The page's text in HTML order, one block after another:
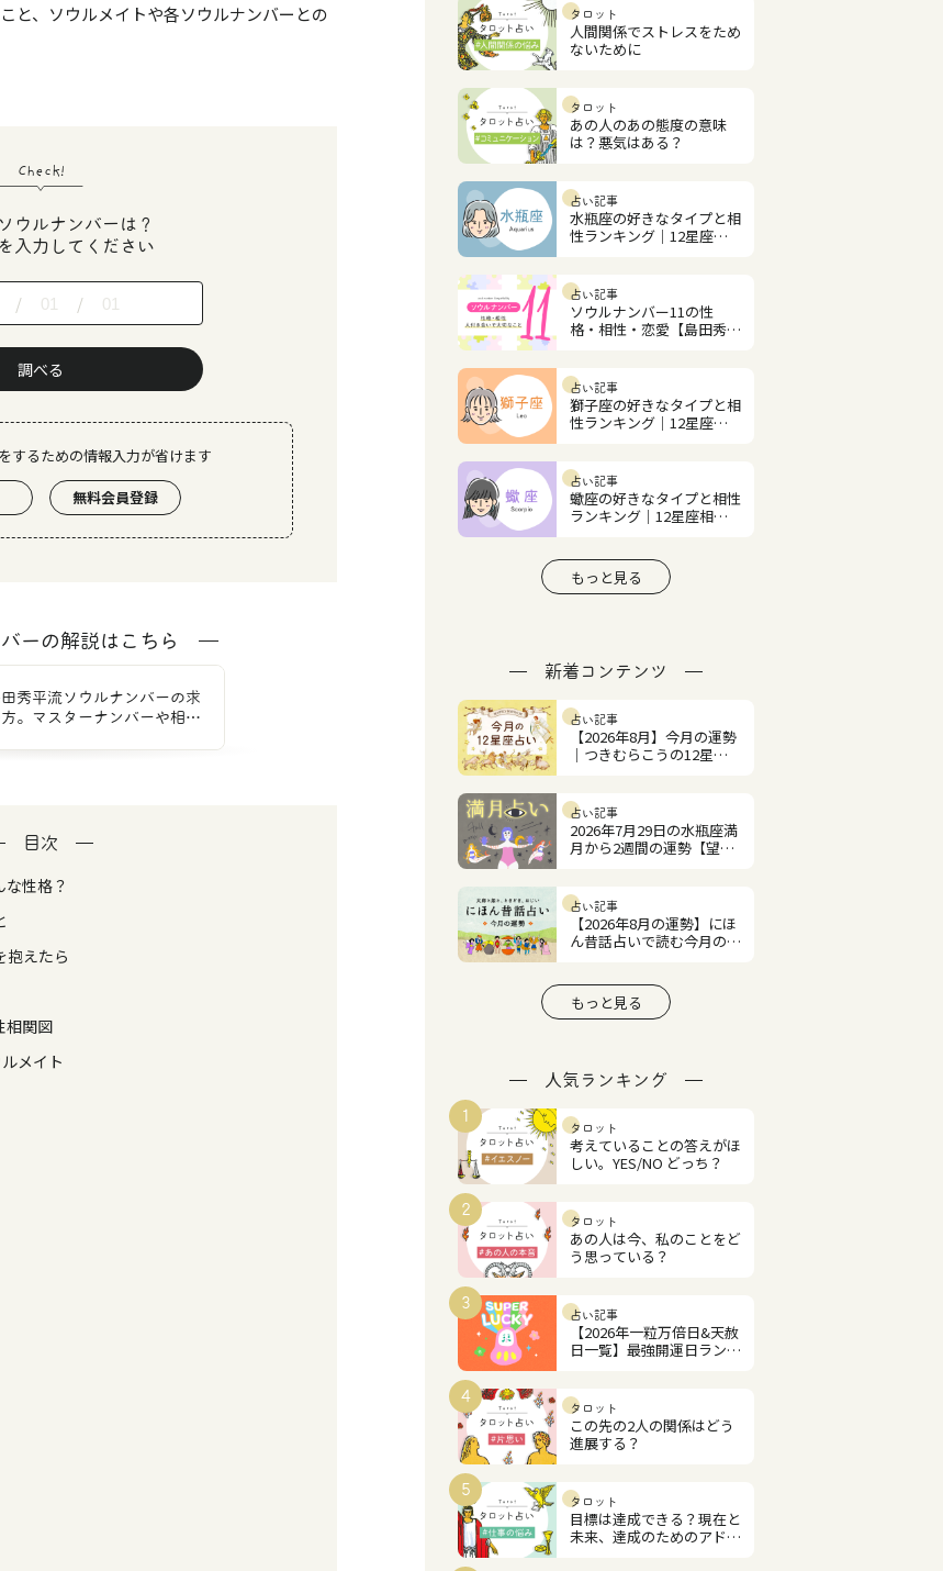
と、ソウルメイトや各ソウルナンバーとの
Check!
ウルナンバーは？
入力してください
/ /
調べる
するための情報入力が省けます
無料会員登録
ーの解説はこちら
秀平流ソウルナンバーの求
。マスターナンバーや相性
目次
性格？
抱えたら
相関図
メイト
タロット
人間関係でストレスをため
ないために
タロット
あの人のあの態度の意味
は？悪気はある？
占い記事
水瓶座の好きなタイプと相
性ランキング｜12星座相
占い記事
ソウルナンバー11の性
格・相性・恋愛【島田秀平
占い記事
獅子座の好きなタイプと相
性ランキング｜12星座相
占い記事
蠍座の好きなタイプと相性
ランキング｜12星座相性
もっと見る
新着コンテンツ
占い記事
【2026年8月】今月の運勢
｜つきむらこうの12星座
占い記事
2026年7月29日の水瓶座満
月から2週間の運勢【望月
占い記事
【2026年8月の運勢】にほ
ん昔話占いで読む今月の占
もっと見る
人気ランキング
1
タロット
考えていることの答えがほ
しい。YES/NO どっち？
2
タロット
あの人は今、私のことをど
う思っている？
3
占い記事
【2026年一粒万倍日&天赦
日一覧】最強開運日ランキ
4
タロット
この先の2人の関係はどう
進展する？
5
タロット
目標は達成できる？現在と
未来、達成のためのアドバ